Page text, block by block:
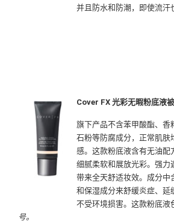
并且防水和防潮，即使流汗
Cover FX 光彩无暇粉底液
旗下产品不含苯甲酸酯、香
石粉等防腐成分，正常肌肤
感。这款粉底液含有无油配
细腻柔软和展放光彩。强力
带来全天舒适妆效。成分中
和保湿成分来舒缓炎症、延
不受环境损害。这款粉底液
号。